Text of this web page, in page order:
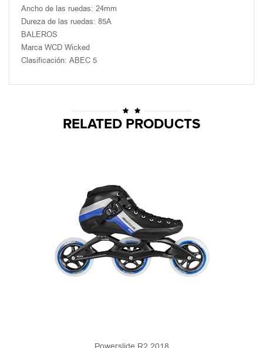
Ancho de las ruedas: 24mm
Dureza de las ruedas: 85A
BALEROS
Marca WCD Wicked
Clasificación: ABEC 5
RELATED PRODUCTS